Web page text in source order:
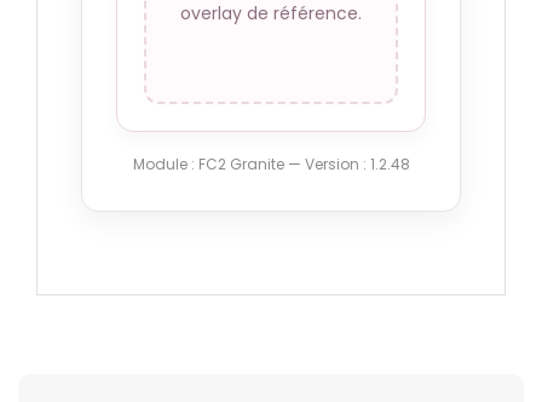
overlay de référence.
Module : FC2 Granite — Version : 1.2.48